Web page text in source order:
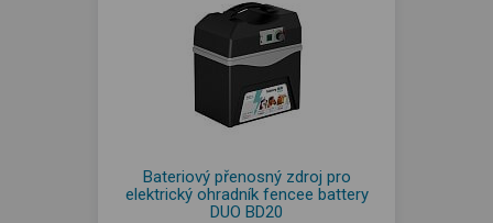
Bateriový přenosný zdroj pro
elektrický ohradník fencee battery
DUO BD20